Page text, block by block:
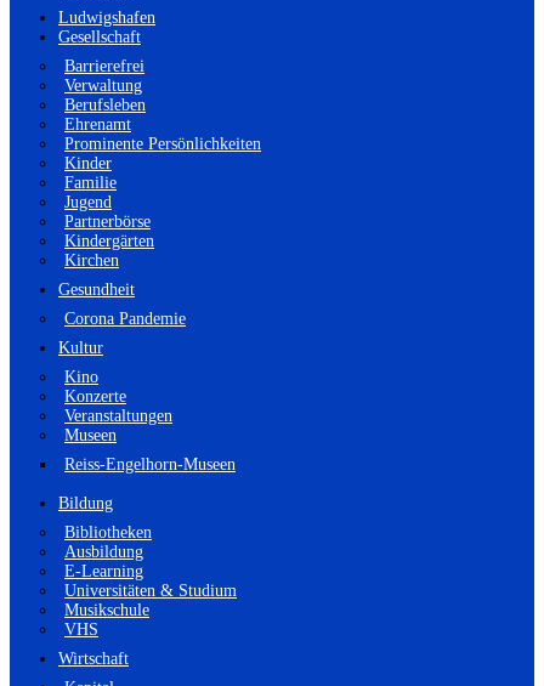
Ludwigshafen
Gesellschaft
Barrierefrei
Verwaltung
Berufsleben
Ehrenamt
Prominente Persönlichkeiten
Kinder
Familie
Jugend
Partnerbörse
Kindergärten
Kirchen
Gesundheit
Corona Pandemie
Kultur
Kino
Konzerte
Veranstaltungen
Museen
Reiss-Engelhorn-Museen
Bildung
Bibliotheken
Ausbildung
E-Learning
Universitäten & Studium
Musikschule
VHS
Wirtschaft